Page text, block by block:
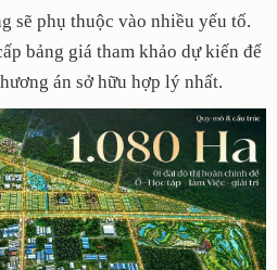
sẽ phụ thuộc vào nhiều yếu tố.
bảng giá tham khảo dự kiến để
án sở hữu hợp lý nhất.